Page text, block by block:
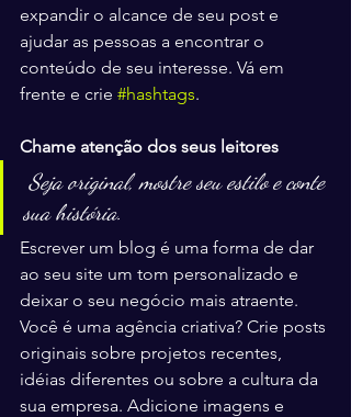
expandir o alcance de seu post e
ajudar as pessoas a encontrar o
conteúdo de seu interesse. Vá em
frente e crie #hashtags.
Chame atenção dos seus leitores
Seja original, mostre seu estilo e conte
sua história.
Escrever um blog é uma forma de dar
ao seu site um tom personalizado e
deixar o seu negócio mais atraente.
Você é uma agência criativa? Crie posts
originais sobre projetos recentes,
idéias diferentes ou sobre a cultura da
sua empresa. Adicione imagens e